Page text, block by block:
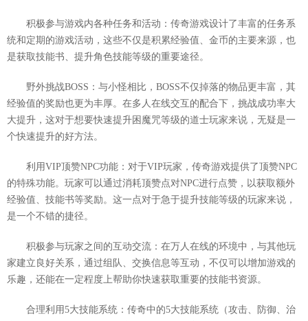
积极参与游戏内各种任务和活动：传奇游戏设计了丰富的任务系
统和定期的游戏活动，这些不仅是积累经验值、金币的主要来源，也
是获取技能书、提升角色技能等级的重要途径。
野外挑战BOSS：与小怪相比，BOSS不仅掉落的物品更丰富，其
经验值的奖励也更为丰厚。在多人在线交互的配合下，挑战成功率大
大提升，这对于想要快速提升困魔咒等级的道士玩家来说，无疑是一
个快速提升的好方法。
利用VIP顶赞NPC功能：对于VIP玩家，传奇游戏提供了顶赞NPC
的特殊功能。玩家可以通过消耗顶赞点对NPC进行点赞，以获取额外
经验值、技能书等奖励。这一点对于急于提升技能等级的玩家来说，
是一个不错的捷径。
积极参与玩家之间的互动交流：在万人在线的环境中，与其他玩
家建立良好关系，通过组队、交换信息等互动，不仅可以增加游戏的
乐趣，还能在一定程度上帮助你快速获取重要的技能书资源。
合理利用5大技能系统：传奇中的5大技能系统（攻击、防御、治